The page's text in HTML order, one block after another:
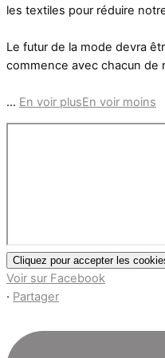
les textiles pour réduire
Le futur de la mode devra
commence avec chacun de
... En voir plusEn voir moins
Cliquez pour accepter les
Voir sur Facebook
· Partager